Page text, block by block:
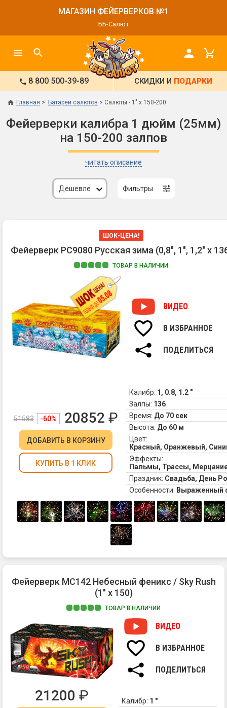
МАГАЗИН ФЕЙЕРВЕРКОВ №1
ББ-Салют
8 800 500-39-89 СКИДКИ И ПОДАРКИ
Главная Батареи салютов Салюты - 1" х 150-200
Фейерверки калибра 1 дюйм (25мм)
на 150-200 залпов
читать описание
Дешевле Фильтры
ШОК-ЦЕНА!
Фейерверк РС9080 Русская зима (0,8", 1", 1,2" х
ТОВАР В НАЛИЧИИ
ВИДЕО
В ИЗБРАННОЕ
ПОДЕЛИТЬСЯ
51583 -60% 20852 ₽
ДОБАВИТЬ В КОРЗИНУ
КУПИТЬ В 1 КЛИК
Калибр: 1, 0.8, 1.2 "
Залпы: 136
Время: До 70 сек
Высота: До 60 м
Цвет:
Красный, Оранжевый,
Эффекты:
Пальмы, Трассы,
Праздник: Свадьба, День
Особенности: Выраженный
Фейерверк MC142 Небесный феникс / Sky Rush
(1" х 150)
ТОВАР В НАЛИЧИИ
ВИДЕО
В ИЗБРАННОЕ
ПОДЕЛИТЬСЯ
21200 ₽ Калибр: 1 "